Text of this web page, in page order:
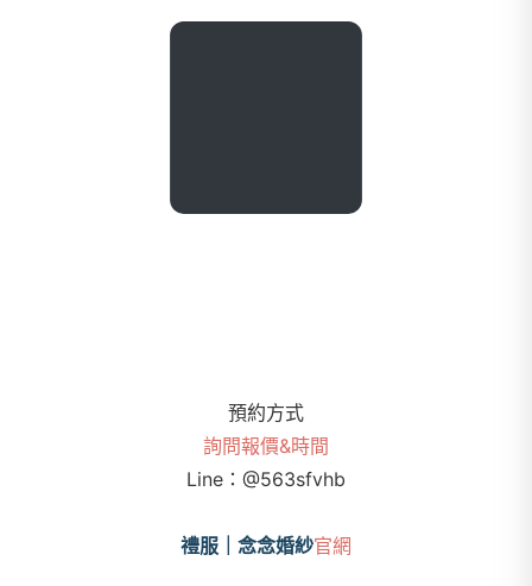
預約方式
詢問報價&時間
Line： @563sfvhb
禮服｜念念婚紗官網